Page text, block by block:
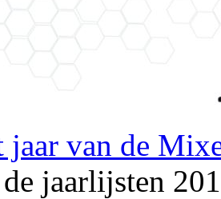
jaar van de
jaarlijsten